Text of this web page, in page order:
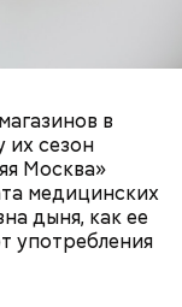
в
их сезон
Москва»
медицинских
дыня, как ее
употребления
давления;
сосудам